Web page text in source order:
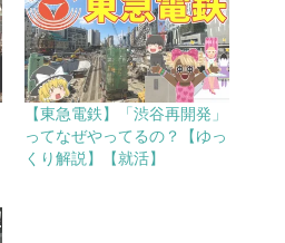
【東急電鉄】「渋谷再開発」
ってなぜやってるの？【ゆっ
くり解説】【就活】